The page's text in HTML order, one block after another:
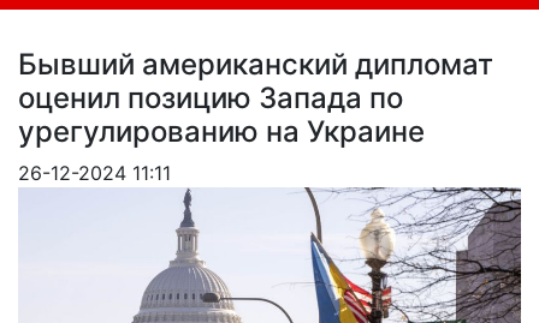
Бывший американский дипломат
оценил позицию Запада по
урегулированию на Украине
26-12-2024 11:11